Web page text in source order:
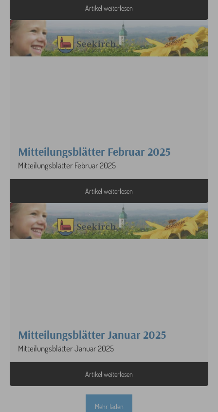
Artikel weiterlesen
Mitteilungsblätter Februar 2025
Mitteilungsblätter Februar 2025
Artikel weiterlesen
Mitteilungsblätter Januar 2025
Mitteilungsblätter Januar 2025
Artikel weiterlesen
Mehr laden